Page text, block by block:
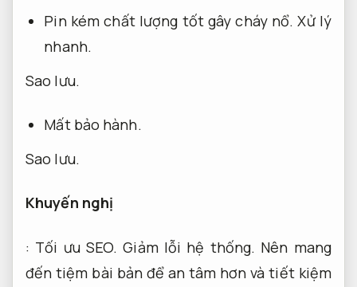
Pin kém chất lượng tốt gây cháy nổ.Xử lý
nhanh.
Sao lưu.
Mất bảo hành.
Sao lưu.
Khuyến nghị
: Tối ưu SEO. Giảm lỗi hệ thống. Nên mang
đến tiệm bài bản để an tâm hơn và tiết kiệm